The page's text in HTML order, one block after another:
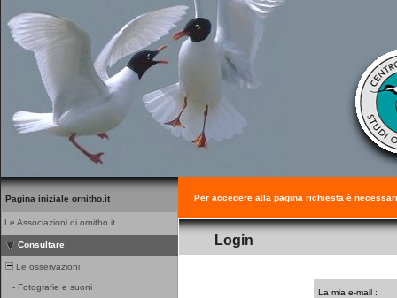
Pagina iniziale ornitho.it
Le Associazioni di ornitho.it
Consultare
Le osservazioni
- Fotografie e suoni
Per accedere alla pagina richiesta è
Login
La mia e-mail :